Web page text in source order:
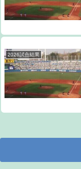
2026試合結果